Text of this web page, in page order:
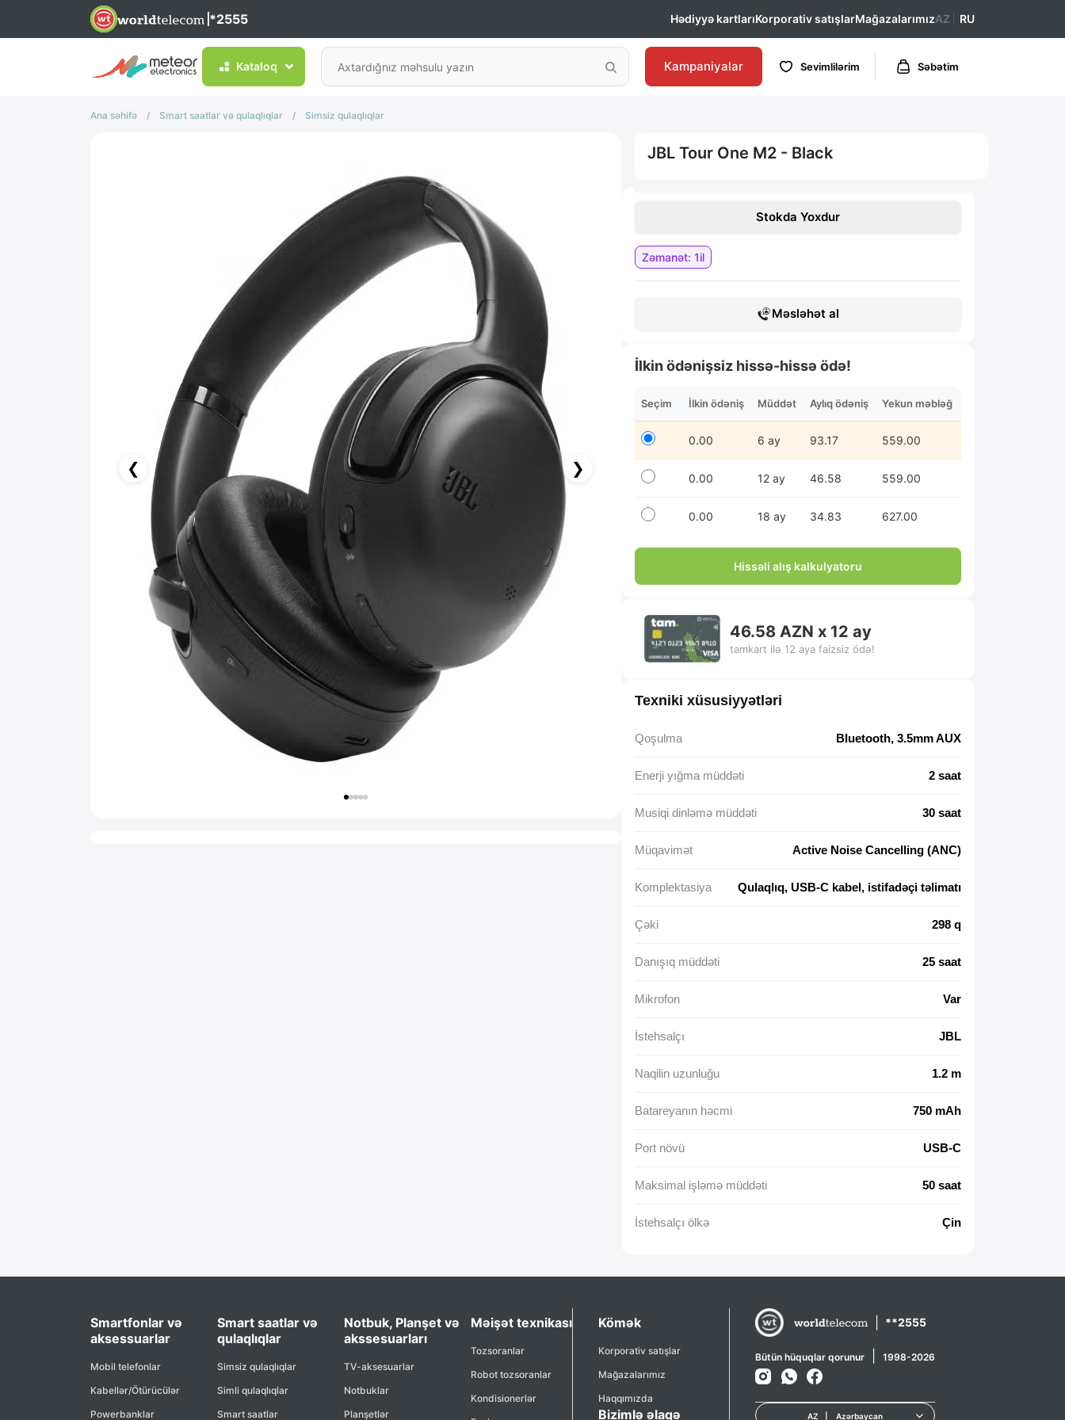
*2555 Hədiyyə kartlarıKorporativ satışlarMağazalarımızAZ RU
Kataloq Kampaniyalar Sevimlilərim Səbətim
Ana səhifə / Smart saatlar və qulaqlıqlar / Simsiz qulaqlıqlar
❮ ❯
JBL Tour One M2 - Black
Stokda Yoxdur
Zəmanət: 1il
Məsləhət al
İlkin ödənişsiz hissə-hissə ödə!
Seçim İlkin ödəniş Müddət Aylıq ödəniş Yekun məbləğ
0.00 6 ay 93.17 559.00
0.00 12 ay 46.58 559.00
0.00 18 ay 34.83 627.00
Hissəli alış kalkulyatoru
birbank kartı ilə 18 aya faizsiz ödə!
46.58 AZN x 12 ay
albalikart ilə 12 aya faizsiz ödə!
46.58 AZN x 12 ay
tamkart ilə 12 aya faizsiz ödə!
Texniki xüsusiyyətləri
Qoşulma Bluetooth, 3.5mm AUX
Enerji yığma müddəti 2 saat
Musiqi dinləmə müddəti 30 saat
Müqavimət Active Noise Cancelling (ANC)
Komplektasiya Qulaqlıq, USB-C kabel, istifadəçi təlimatı
Çəki 298 q
Danışıq müddəti 25 saat
Mikrofon Var
İstehsalçı JBL
Naqilin uzunluğu 1.2 m
Batareyanın həcmi 750 mAh
Port növü USB-C
Maksimal işləmə müddəti 50 saat
İstehsalçı ölkə Çin
Smartfonlar və
aksessuarlar
Mobil telefonlar
Kabellər/Ötürücülər
Powerbanklar
Smart saatlar və
qulaqlıqlar
Simsiz qulaqlıqlar
Simli qulaqlıqlar
Smart saatlar
Notbuk, Planşet və
akssesuarları
TV-aksesuarlar
Notbuklar
Planşetlər
Məişət texnikası
Tozsoranlar
Robot tozsoranlar
Kondisionerlər
Kömək
Korporativ satışlar
Mağazalarımız
Haqqımızda
Bizimlə əlaqə
**2555
Bütün hüquqlar qorunur 1998-2026
AZ Azərbaycan